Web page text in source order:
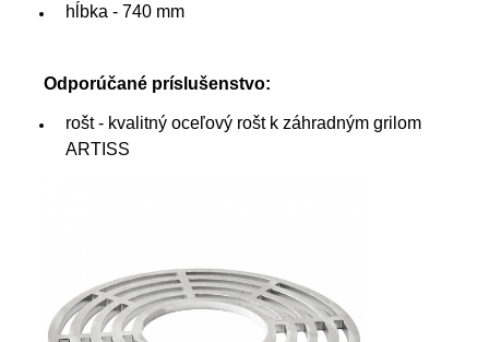
hĺbka - 740 mm
Odporúčané príslušenstvo:
rošt - kvalitný oceľový rošt k záhradným grilom
ARTISS